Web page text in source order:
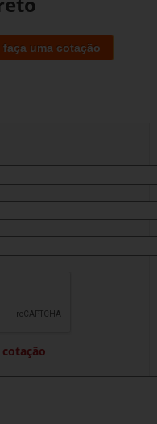
faça uma cotação